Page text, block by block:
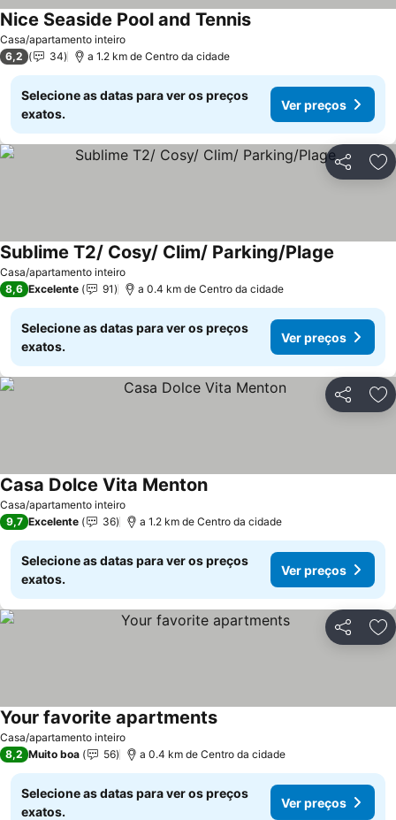
Casa/apartamento inteiro
Nice Seaside Pool and Tennis
6,2 34 a 1.2 km de Centro da cidade
Selecione as datas para ver os preços
exatos.
Ver preços
Partilhar
Casa/apartamento inteiro
Sublime T2/ Cosy/ Clim/ Parking/Plage
8,6 Excelente 91 a 0.4 km de Centro da cidade
Selecione as datas para ver os preços
exatos.
Ver preços
Partilhar
Casa/apartamento inteiro
Casa Dolce Vita Menton
9,7 Excelente 36 a 1.2 km de Centro da cidade
Selecione as datas para ver os preços
exatos.
Ver preços
Partilhar
Casa/apartamento inteiro
Your favorite apartments
8,2 Muito boa 56 a 0.4 km de Centro da cidade
Selecione as datas para ver os preços
exatos.
Ver preços